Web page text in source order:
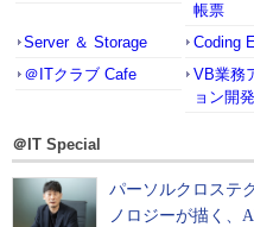
帳票
Server ＆ Storage
Coding
＠ITクラブ Cafe
VB業務
ョン開
＠IT Special